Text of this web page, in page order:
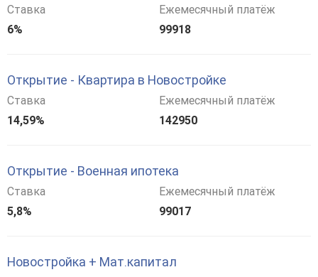
Ставка
6%
Ежемесячный платёж
99918
Открытие - Квартира в Новостройке
Ставка
14,59%
Ежемесячный платёж
142950
Открытие - Военная ипотека
Ставка
5,8%
Ежемесячный платёж
99017
Новостройка + Мат.капитал